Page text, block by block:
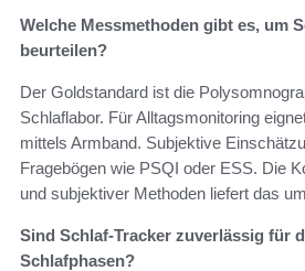
Welche Messmethoden gibt es, um
beurteilen?
Der Goldstandard ist die
Schlaflabor. Für Alltagsmonitoring
mittels Armband. Subjektive
Fragebögen wie PSQI oder ESS. Die
und subjektiver Methoden liefert das
Sind Schlaf-Tracker zuverlässig für
Schlafphasen?